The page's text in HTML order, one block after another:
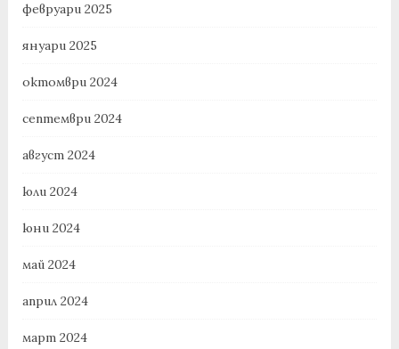
февруари 2025
януари 2025
октомври 2024
септември 2024
август 2024
юли 2024
юни 2024
май 2024
април 2024
март 2024